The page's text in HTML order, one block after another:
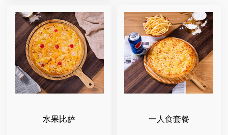
水果比萨 一人食套餐